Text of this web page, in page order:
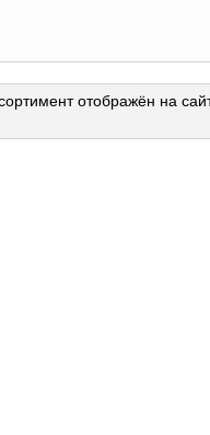
отображён на